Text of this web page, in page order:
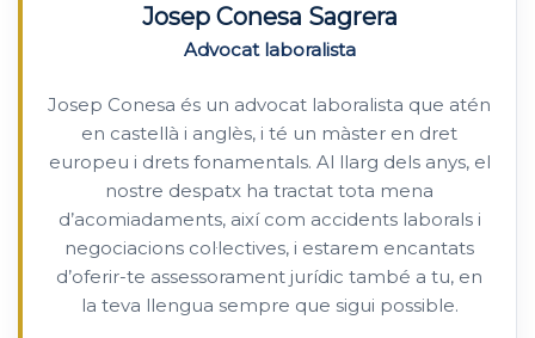
Josep Conesa Sagrera
Advocat laboralista
Josep Conesa és un advocat laboralista que atén
en castellà i anglès, i té un màster en dret
europeu i drets fonamentals. Al llarg dels anys, el
nostre despatx ha tractat tota mena
d’acomiadaments, així com accidents laborals i
negociacions col·lectives, i estarem encantats
d’oferir-te assessorament jurídic també a tu, en
la teva llengua sempre que sigui possible.